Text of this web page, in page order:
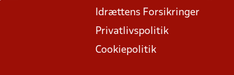
Idrættens Forsikringer
Privatlivspolitik
Cookiepolitik